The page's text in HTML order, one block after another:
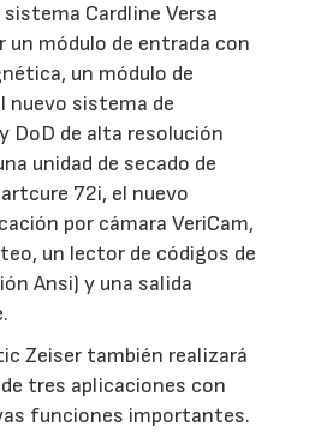
Cardline Versa
un módulo de entrada con
un módulo de
nuevo sistema de
DoD de alta resolución
unidad de secado de
72i, el nuevo
por cámara VeriCam,
un lector de códigos de
Ansi) y una salida
Zeiser también realizará
tres aplicaciones con
funciones importantes.